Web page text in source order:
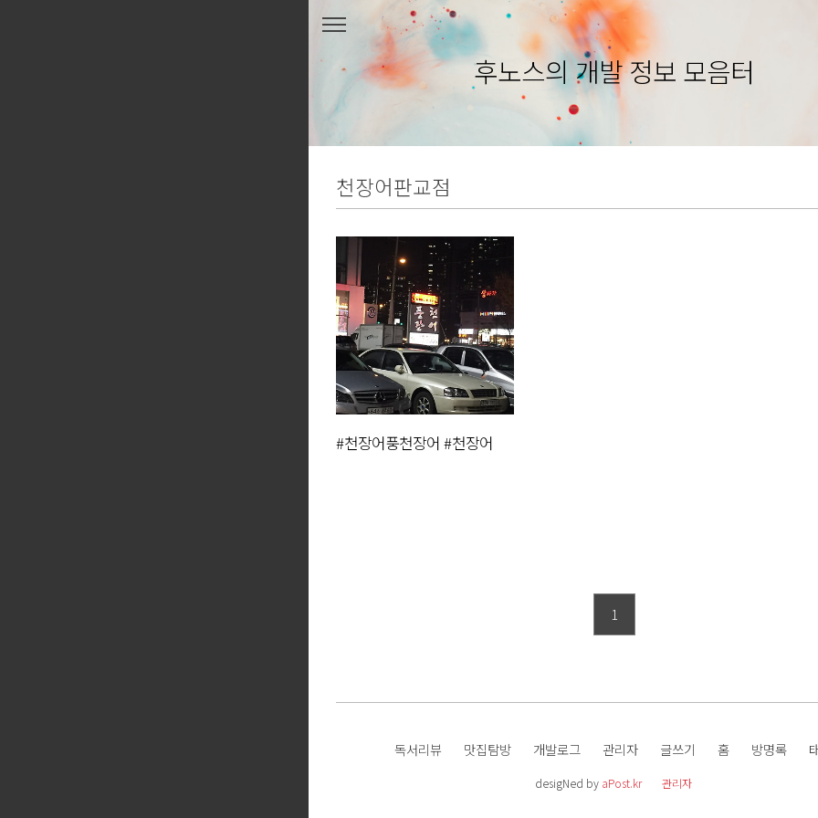
후노스의 개발 정보 모음터
천장어판교점
#천장어풍천장어 #천장어
1
독서리뷰 맛집탐방 개발로그 관리자 글쓰기 홈 방명록
desigNed by aPost.kr 관리자